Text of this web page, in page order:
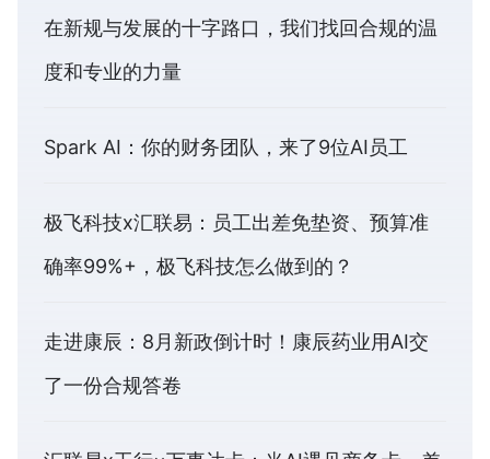
在新规与发展的十字路口，我们找回合规的温
度和专业的力量
Spark AI：你的财务团队，来了9位AI员工
极飞科技x汇联易：员工出差免垫资、预算准
确率99%+，极飞科技怎么做到的？
走进康辰：8月新政倒计时！康辰药业用AI交
了一份合规答卷